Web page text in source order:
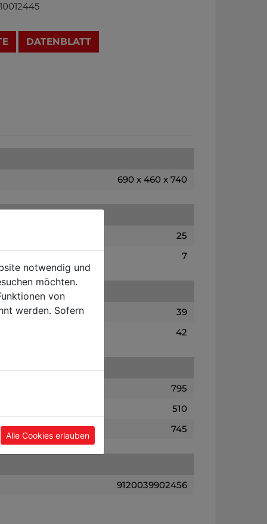
DATENBLATT
690 x 460 x 740
25
7
39
42
795
510
745
9120039902456
notwendig und
möchten.
von
werden. Sofern
Alle Cookies erlauben